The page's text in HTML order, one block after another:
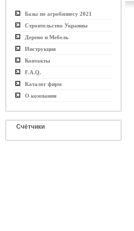
Базы по агробизнесу 2021
Строительство Украины
Дерево и Мебель
Инструкция
Контакты
F.A.Q.
Каталог фирм
О компании
Счётчики